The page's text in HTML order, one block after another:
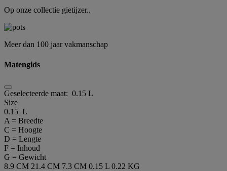
Op onze collectie gietijzer..
Meer dan 100 jaar vakmanschap
Matengids
Geselecteerde maat: 0.15 L
Size
0.15 L
A = Breedte
C = Hoogte
D = Lengte
F = Inhoud
G = Gewicht
8.9 CM 21.4 CM 7.3 CM 0.15 L 0.22 KG